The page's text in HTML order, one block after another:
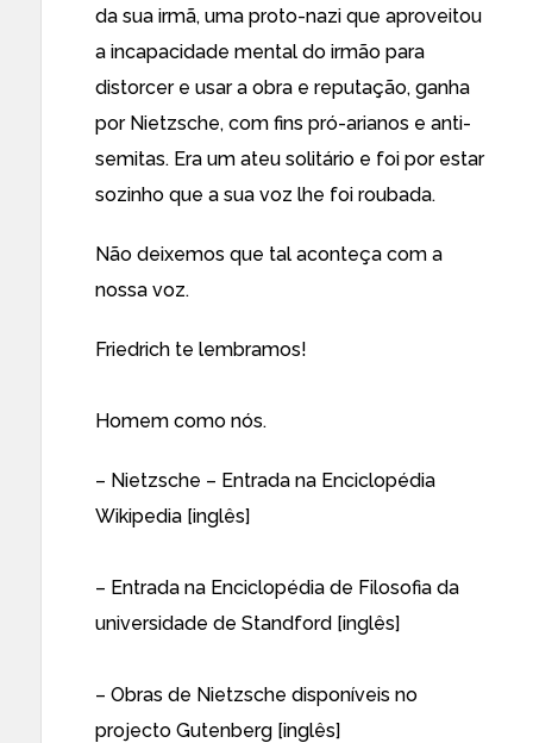
da sua irmã, uma proto-nazi que aproveitou
a incapacidade mental do irmão para
distorcer e usar a obra e reputação, ganha
por Nietzsche, com fins pró-arianos e anti-
semitas. Era um ateu solitário e foi por estar
sozinho que a sua voz lhe foi roubada.
Não deixemos que tal aconteça com a
nossa voz.
Friedrich te lembramos!
Homem como nós.
– Nietzsche – Entrada na Enciclopédia
Wikipedia [inglês]
– Entrada na Enciclopédia de Filosofia da
universidade de Standford [inglês]
– Obras de Nietzsche disponíveis no
projecto Gutenberg [inglês]